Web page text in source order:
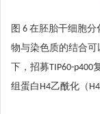
图 6 在胚胎干细胞
物与染色质的结合可
下，招募TIP60-
组蛋白H4乙酰化（